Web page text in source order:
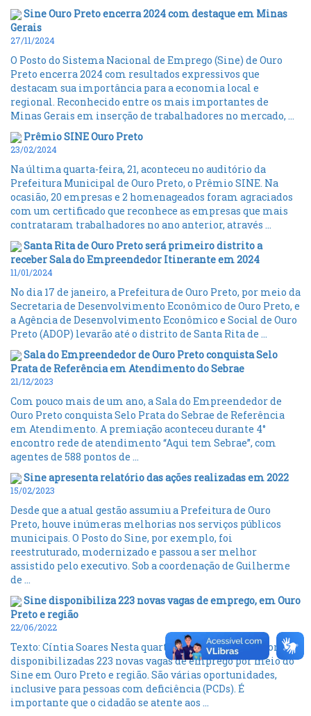
Sine Ouro Preto encerra 2024 com destaque em Minas
Gerais
27/11/2024
O Posto do Sistema Nacional de Emprego (Sine) de Ouro
Preto encerra 2024 com resultados expressivos que
destacam sua importância para a economia local e
regional. Reconhecido entre os mais importantes de
Minas Gerais em inserção de trabalhadores no mercado, ...
Prêmio SINE Ouro Preto
23/02/2024
Na última quarta-feira, 21, aconteceu no auditório da
Prefeitura Municipal de Ouro Preto, o Prêmio SINE. Na
ocasião, 20 empresas e 2 homenageados foram agraciados
com um certificado que reconhece as empresas que mais
contrataram trabalhadores no ano anterior, através ...
Santa Rita de Ouro Preto será primeiro distrito a
receber Sala do Empreendedor Itinerante em 2024
11/01/2024
No dia 17 de janeiro, a Prefeitura de Ouro Preto, por meio da
Secretaria de Desenvolvimento Econômico de Ouro Preto, e
a Agência de Desenvolvimento Econômico e Social de Ouro
Preto (ADOP) levarão até o distrito de Santa Rita de ...
Sala do Empreendedor de Ouro Preto conquista Selo
Prata de Referência em Atendimento do Sebrae
21/12/2023
Com pouco mais de um ano, a Sala do Empreendedor de
Ouro Preto conquista Selo Prata do Sebrae de Referência
em Atendimento. A premiação aconteceu durante 4°
encontro rede de atendimento “Aqui tem Sebrae”, com
agentes de 588 pontos de ...
Sine apresenta relatório das ações realizadas em 2022
15/02/2023
Desde que a atual gestão assumiu a Prefeitura de Ouro
Preto, houve inúmeras melhorias nos serviços públicos
municipais. O Posto do Sine, por exemplo, foi
reestruturado, modernizado e passou a ser melhor
assistido pelo executivo. Sob a coordenação de Guilherme
de ...
Sine disponibiliza 223 novas vagas de emprego, em Ouro
Preto e região
22/06/2022
Texto: Cíntia Soares Nesta quarta-feira, 22 de junho, foram
disponibilizadas 223 novas vagas de emprego por meio do
Sine em Ouro Preto e região. São várias oportunidades,
inclusive para pessoas com deficiência (PCDs). É
importante que o cidadão se atente aos ...